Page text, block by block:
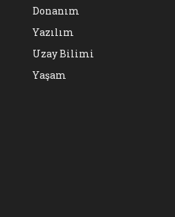
Donanım
Yazılım
Uzay Bilimi
Yaşam